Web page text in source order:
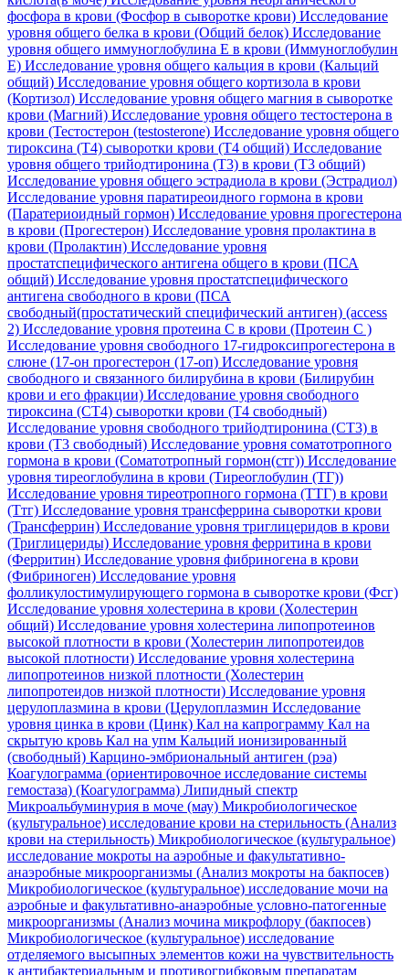
фосфора в крови (Фосфор в сыворотке крови) Исследование
уровня общего белка в крови (Общий белок) Исследование
уровня общего иммуноглобулина E в крови (Иммуноглобулин
Е) Исследование уровня общего кальция в крови (Кальций
общий) Исследование уровня общего кортизола в крови
(Кортизол) Исследование уровня общего магния в сыворотке
крови (Магний) Исследование уровня общего тестостерона в
крови (Тестостерон (testosterone) Исследование уровня общего
тироксина (Т4) сыворотки крови (Т4 общий) Исследование
уровня общего трийодтиронина (Т3) в крови (Т3 общий)
Исследование уровня общего эстрадиола в крови (Эстрадиол)
Исследование уровня паратиреоидного гормона в крови
(Паратериоидный гормон) Исследование уровня прогестерона
в крови (Прогестерон) Исследование уровня пролактина в
крови (Пролактин) Исследование уровня
простатспецифического антигена общего в крови (ПСА
общий) Исследование уровня простатспецифического
антигена свободного в крови (ПСА
свободный(простатический специфический антиген) (access
2) Исследование уровня протеина C в крови (Протеин С )
Исследование уровня свободного 17-гидроксипрогестерона в
слюне (17-он прогестерон (17-оп) Исследование уровня
свободного и связанного билирубина в крови (Билирубин
крови и его фракции) Исследование уровня свободного
тироксина (СТ4) сыворотки крови (Т4 свободный)
Исследование уровня свободного трийодтиронина (СТ3) в
крови (Т3 свободный) Исследование уровня соматотропного
гормона в крови (Соматотропный гормон(стг)) Исследование
уровня тиреоглобулина в крови (Тиреоглобулин (ТГ))
Исследование уровня тиреотропного гормона (ТТГ) в крови
(Ттг) Исследование уровня трансферрина сыворотки крови
(Трансферрин) Исследование уровня триглицеридов в крови
(Триглицериды) Исследование уровня ферритина в крови
(Ферритин) Исследование уровня фибриногена в крови
(Фибриноген) Исследование уровня
фолликулостимулирующего гормона в сыворотке крови (Фсг)
Исследование уровня холестерина в крови (Холестерин
общий) Исследование уровня холестерина липопротеинов
высокой плотности в крови (Холестерин липопротеидов
высокой плотности) Исследование уровня холестерина
липопротеинов низкой плотности (Холестерин
липопротеидов низкой плотности) Исследование уровня
церулоплазмина в крови (Церулоплазмин Исследование
уровня цинка в крови (Цинк) Кал на капрограмму Кал на
скрытую кровь Кал на упм Кальций ионизированный
(свободный) Карцино-эмбриональный антиген (рэа)
Коагулограмма (ориентировочное исследование системы
гемостаза) (Коагулограмма) Липидный спектр
Микроальбуминурия в моче (мау) Микробиологическое
(культуральное) исследование крови на стерильность (Анализ
крови на стерильность) Микробиологическое (культуральное)
исследование мокроты на аэробные и факультативно-
анаэробные микроорганизмы (Анализ мокроты на бакпосев)
Микробиологическое (культуральное) исследование мочи на
аэробные и факультативно-анаэробные условно-патогенные
микроорганизмы (Анализ мочина микрофлору (бакпосев)
Микробиологическое (культуральное) исследование
отделяемого высыпных элементов кожи на чувствительность
к антибактериальным и противогрибковым препаратам